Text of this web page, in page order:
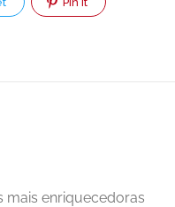
mais enriquecedoras